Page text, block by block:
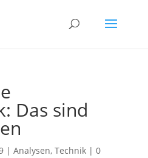
Das sind
| Analysen, Technik| 0